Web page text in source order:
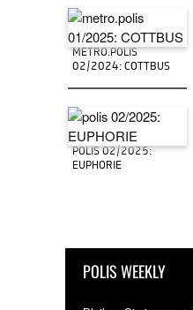
METRO.POLIS
02/2024: COTTBUS
POLIS 02/2025:
EUPHORIE
POLIS WEEKLY